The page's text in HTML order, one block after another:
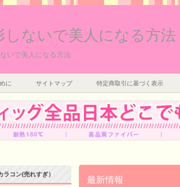
しないで美人になる方法
いで美人になる方法
に サイトマップ 特定商取引に基づく表示
最新情報
ラコン(売れすぎ）